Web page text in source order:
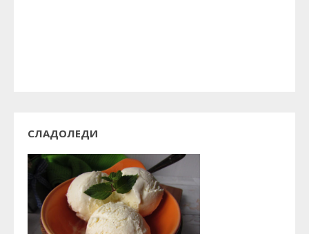
СЛАДОЛЕДИ